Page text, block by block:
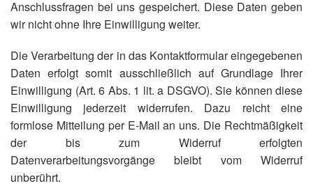
Anschlussfragen bei uns gespeichert. Diese Daten geben
wir nicht ohne Ihre Einwilligung weiter.
Die Verarbeitung der in das Kontaktformular eingegebenen
Daten erfolgt somit ausschließlich auf Grundlage Ihrer
Einwilligung (Art. 6 Abs. 1 lit. a DSGVO). Sie können diese
Einwilligung jederzeit widerrufen. Dazu reicht eine
formlose Mitteilung per E-Mail an uns. Die Rechtmäßigkeit
der bis zum Widerruf erfolgten
Datenverarbeitungsvorgänge bleibt vom Widerruf
unberührt.